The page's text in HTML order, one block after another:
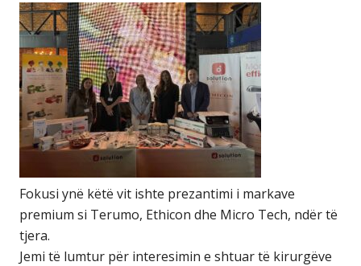
Fokusi ynë këtë vit ishte prezantimi i markave
premium si Terumo, Ethicon dhe Micro Tech, ndër të
tjera.
Jemi të lumtur për interesimin e shtuar të kirurgëve